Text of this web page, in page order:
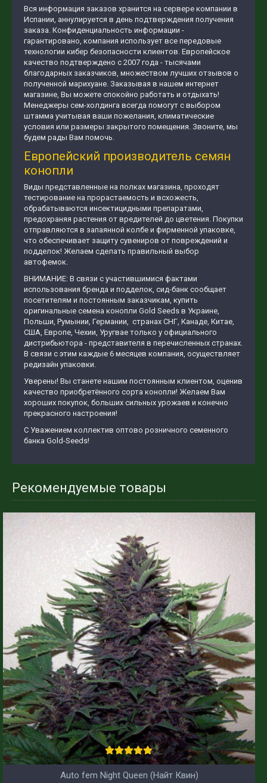
Вся информация заказов хранится на сервере компании в
Испании, аннулируется в день подтверждения получения
заказа. Конфиденциальность информации -
гарантировано, компания использует все передовые
технологии кибер безопасности клиентов. Европейское
качество подтверждено с 2007 года - тысячами
благодарных заказчиков, множеством лучших отзывов о
полученной марихуане. Заказывая в нашем интернет
магазине, Вы можете спокойно работать и отдыхать!
Менеджеры сем-холдинга всегда помогут с выбором
штамма учитывая ваши пожелания, климатические
условия или размеры закрытого помещения. Звоните, мы
будем рады Вам помочь.
Европейский производитель семян
конопли
Виды представленные на полках магазина, проходят
тестирование на прорастаемость и всхожесть,
обрабатываются инсектицидными препаратами,
предохраняя растения от вредителей до цветения. Покупки
отправляются в запаянной колбе и фирменной упаковке,
что обеспечивает защиту сувениров от повреждений и
подделок! Желаем сделать правильный выбор
автофемок.
ВНИМАНИЕ: В связи с участившимися фактами
использования бренда и подделок, сид-банк сообщает
посетителям и постоянным заказчикам, купить
оригинальные семена конопли Gold Seeds в Украине,
Польши, Румынии, Германии, странах СНГ, Канаде, Китае,
США, Европе, Чехии, Уругвае только у официального
дистрибьютора - представителя в перечисленных странах.
В связи с этим каждые 6 месяцев компания, осуществляет
редизайн упаковки.
Уверены! Вы станете нашим постоянным клиентом, оценив
качество приобретённого сорта конопли! Желаем Вам
хороших покупок, больших сильных урожаев и конечно
прекрасного настроения!
С Уважением коллектив оптово розничного семенного
банка Gold-Seeds!
Рекомендуемые товары
Auto fem Night Queen (Найт Квин)